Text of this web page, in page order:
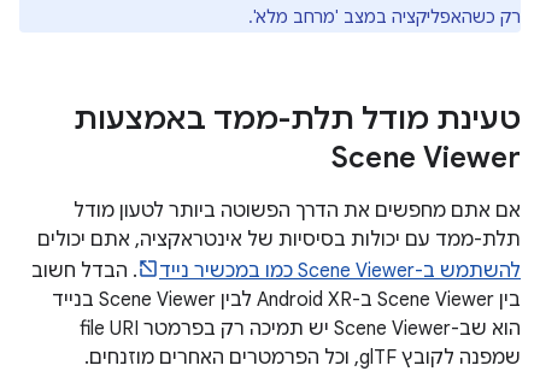
רק כשהאפליקציה במצב 'מרחב מלא'.
טעינת מודל תלת-ממד באמצעות
Scene Viewer
אם אתם מחפשים את הדרך הפשוטה ביותר לטעון מודל
תלת-ממד עם יכולות בסיסיות של אינטראקציה, אתם יכולים
להשתמש ב-Scene Viewer כמו במכשיר נייד
. הבדל חשוב
בין Scene Viewer ב-Android XR לבין Scene Viewer בנייד
הוא שב-Scene Viewer יש תמיכה רק בפרמטר file URI
שמפנה לקובץ glTF, וכל הפרמטרים האחרים מוזנחים.